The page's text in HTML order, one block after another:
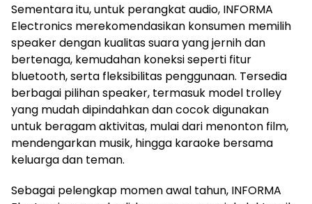
Sementara itu, untuk perangkat audio, INFORMA
Electronics merekomendasikan konsumen memilih
speaker dengan kualitas suara yang jernih dan
bertenaga, kemudahan koneksi seperti fitur
bluetooth, serta fleksibilitas penggunaan. Tersedia
berbagai pilihan speaker, termasuk model trolley
yang mudah dipindahkan dan cocok digunakan
untuk beragam aktivitas, mulai dari menonton film,
mendengarkan musik, hingga karaoke bersama
keluarga dan teman.
Sebagai pelengkap momen awal tahun, INFORMA